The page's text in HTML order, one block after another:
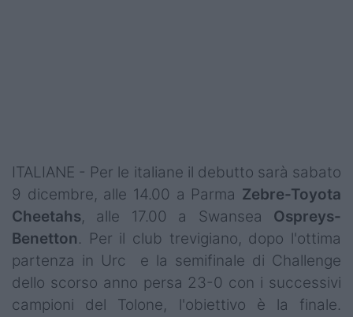
ITALIANE - Per le italiane il debutto sarà sabato
9 dicembre, alle 14.00 a Parma Zebre-Toyota
Cheetahs, alle 17.00 a Swansea Ospreys-
Benetton. Per il club trevigiano, dopo l'ottima
partenza in Urc e la semifinale di Challenge
dello scorso anno persa 23-0 con i successivi
campioni del Tolone, l'obiettivo è la finale.